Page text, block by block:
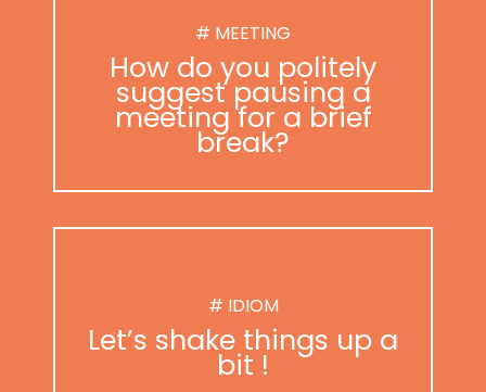
# MEETING
How do you politely
suggest pausing a
meeting for a brief
break?
# IDIOM
Let’s shake things up a
bit !